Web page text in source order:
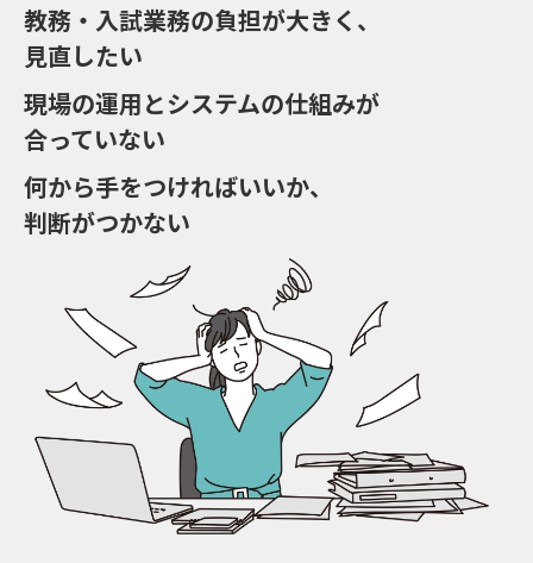
教務・入試業務の負担が大きく、
見直したい
現場の運用とシステムの仕組みが
合っていない
何から手をつければいいか、
判断がつかない